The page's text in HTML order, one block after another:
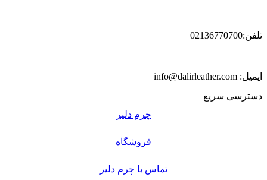
تلفن:02136770700
ایمیل: info@dalirleather.com
دسترسی سریع
چرم دلیر
فروشگاه
تماس با چرم دلیر